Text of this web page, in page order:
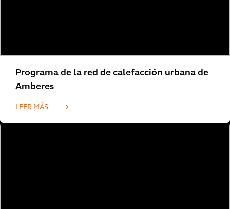
Programa de la red de calefacción urbana de
Amberes
LEER MÁS